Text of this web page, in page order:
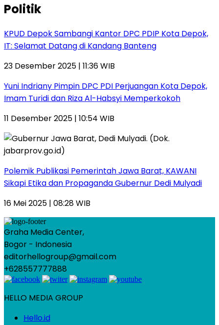
Politik
KPUD Depok Sambangi Kantor DPC PDIP Kota Depok,
IT: Selamat Datang di Kandang Banteng
23 Desember 2025 | 11:36 WIB
Yuni Indriany Pimpin DPC PDI Perjuangan Kota Depok,
Imam Turidi dan Riza Al-Habsyi Memperkokoh
11 Desember 2025 | 10:54 WIB
Polemik Publikasi Pemerintah Jawa Barat, KAWANI
Sikapi Etika dan Propaganda Gubernur Dedi Mulyadi
16 Mei 2025 | 08:28 WIB
Graha Media Center,
Bogor - Indonesia
editorhellogroup@gmail.com
+628557777888
HELLO MEDIA GROUP
Hello.id